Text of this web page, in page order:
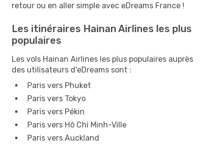
retour ou en aller simple avec eDreams France !
Les itinéraires Hainan Airlines les plus
populaires
Les vols Hainan Airlines les plus populaires auprès
des utilisateurs d'eDreams sont :
Paris vers Phuket
Paris vers Tokyo
Paris vers Pékin
Paris vers Hô Chi Minh-Ville
Paris vers Auckland